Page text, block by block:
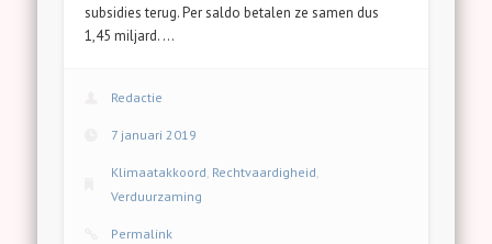
subsidies terug. Per saldo betalen ze samen dus
1,45 miljard. …
Redactie
7 januari 2019
Klimaatakkoord, Rechtvaardigheid,
Verduurzaming
Permalink